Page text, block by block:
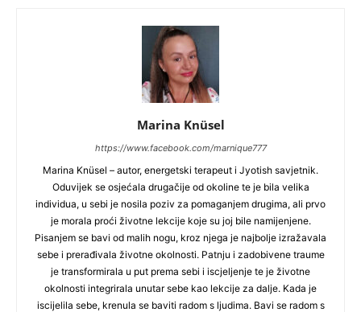
Marina Knüsel
https://www.facebook.com/marnique777
Marina Knüsel – autor, energetski terapeut i Jyotish savjetnik.
Oduvijek se osjećala drugačije od okoline te je bila velika
individua, u sebi je nosila poziv za pomaganjem drugima, ali prvo
je morala proći životne lekcije koje su joj bile namijenjene.
Pisanjem se bavi od malih nogu, kroz njega je najbolje izražavala
sebe i prerađivala životne okolnosti. Patnju i zadobivene traume
je transformirala u put prema sebi i iscjeljenje te je životne
okolnosti integrirala unutar sebe kao lekcije za dalje. Kada je
iscijelila sebe, krenula se baviti radom s ljudima. Bavi se radom s